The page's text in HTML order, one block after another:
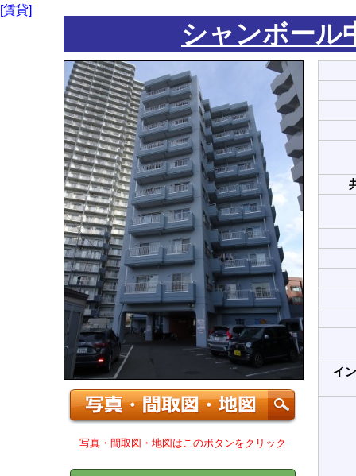
[賃貸]
シャンボール
写真・間取図・地図はこのボタンをクリック
イ